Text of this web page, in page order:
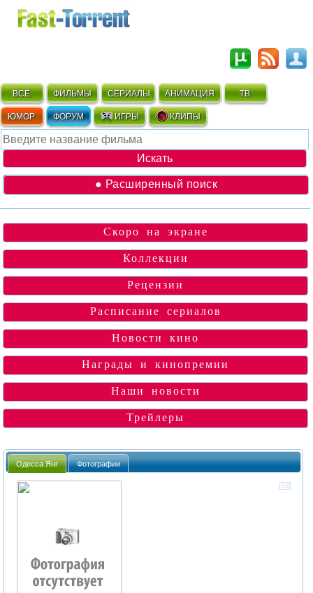
ВСЁ ФИЛЬМЫ СЕРИАЛЫ АНИМАЦИЯ ТВ
ЮМОР ФОРУМ ИГРЫ КЛИПЫ
● Расширенный поиск
Скоро на экране
Коллекции
Рецензии
Расписание сериалов
Новости кино
Награды и кинопремии
Наши новости
Трейлеры
Одесса Янг Фотографии